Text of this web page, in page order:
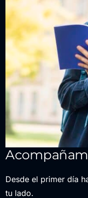
Desde el primer día
tu lado.